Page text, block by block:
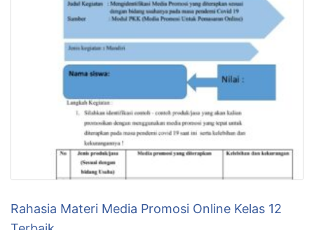
Rahasia Materi Media Promosi Online Kelas 12